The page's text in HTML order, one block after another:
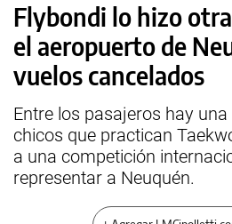
Flybondi lo hizo
el aeropuerto de
vuelos cancelados
Entre los pasajeros hay
chicos que practican
a una competición
representar a Neuquén.